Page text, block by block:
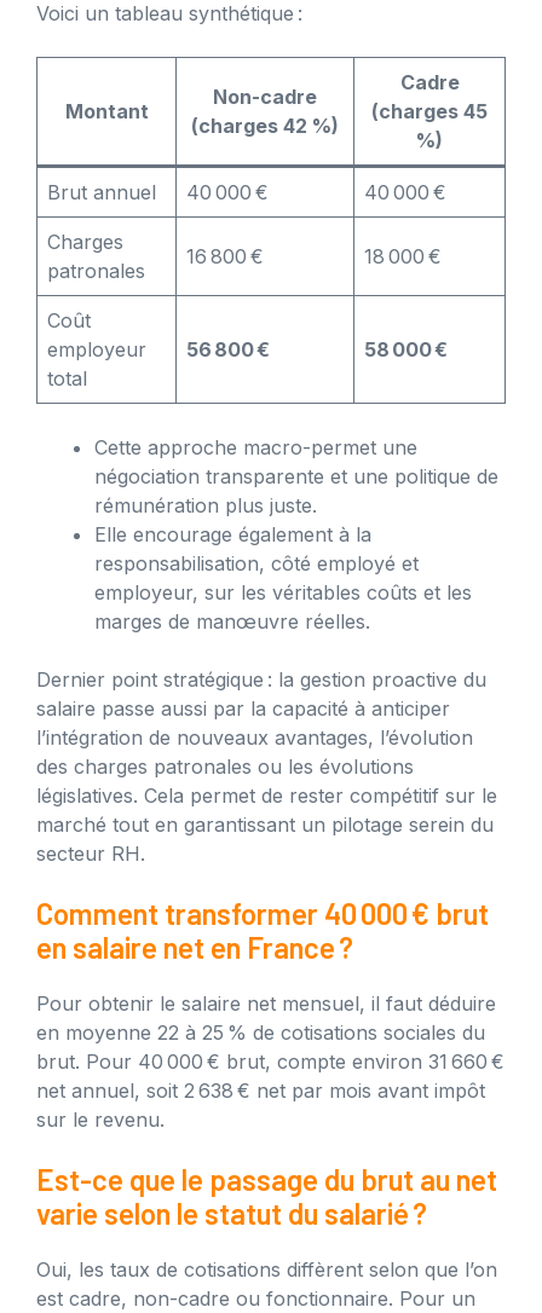
Voici un tableau synthétique :
Montant
Non-cadre
(charges 42 %)
Cadre
(charges 45
%)
Brut annuel 40 000 € 40 000 €
Charges
patronales
16 800 € 18 000 €
Coût
employeur
total
56 800 € 58 000 €
Cette approche macro-permet une
négociation transparente et une politique de
rémunération plus juste.
Elle encourage également à la
responsabilisation, côté employé et
employeur, sur les véritables coûts et les
marges de manœuvre réelles.
Dernier point stratégique : la gestion proactive du
salaire passe aussi par la capacité à anticiper
l’intégration de nouveaux avantages, l’évolution
des charges patronales ou les évolutions
législatives. Cela permet de rester compétitif sur le
marché tout en garantissant un pilotage serein du
secteur RH.
Comment transformer 40 000 € brut
en salaire net en France ?
Pour obtenir le salaire net mensuel, il faut déduire
en moyenne 22 à 25 % de cotisations sociales du
brut. Pour 40 000 € brut, compte environ 31 660 €
net annuel, soit 2 638 € net par mois avant impôt
sur le revenu.
Est-ce que le passage du brut au net
varie selon le statut du salarié ?
Oui, les taux de cotisations diffèrent selon que l’on
est cadre, non-cadre ou fonctionnaire. Pour un